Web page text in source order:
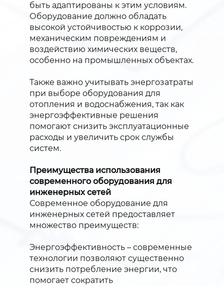
быть адаптированы к этим условиям.
Оборудование должно обладать
высокой устойчивостью к коррозии,
механическим повреждениям и
воздействию химических веществ,
особенно на промышленных объектах.
Также важно учитывать энергозатраты
при выборе оборудования для
отопления и водоснабжения, так как
энергоэффективные решения
помогают снизить эксплуатационные
расходы и увеличить срок службы
систем.
Преимущества использования
современного оборудования для
инженерных сетей
Современное оборудование для
инженерных сетей предоставляет
множество преимуществ:
Энергоэффективность – современные
технологии позволяют существенно
снизить потребление энергии, что
помогает сократить